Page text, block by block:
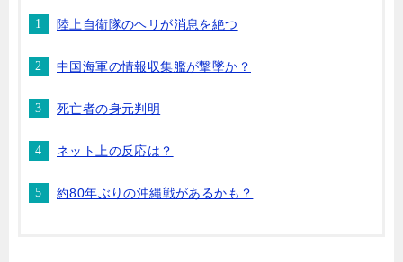
陸上自衛隊のヘリが消息を絶つ
中国海軍の情報収集艦が撃墜か？
死亡者の身元判明
ネット上の反応は？
約80年ぶりの沖縄戦があるかも？